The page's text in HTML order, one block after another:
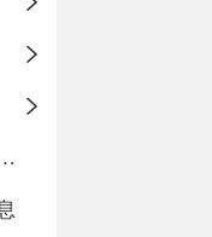
育赛事活动